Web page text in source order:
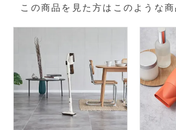
この商品を見た方はこのような